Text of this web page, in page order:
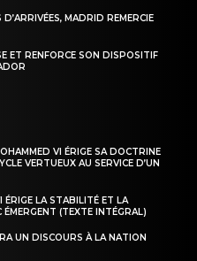
MADRID REMERCIE
ET RENFORCE SON DISPOSITIF
VI ÉRIGE SA DOCTRINE
VERTUEUX AU SERVICE D’UN
LA STABILITÉ ET LA
(TEXTE INTÉGRAL)
UN DISCOURS À LA NATION